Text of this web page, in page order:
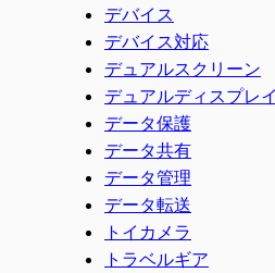
デバイス
デバイス対応
デュアルスクリーン
デュアルディスプレイ
データ保護
データ共有
データ管理
データ転送
トイカメラ
トラベルギア